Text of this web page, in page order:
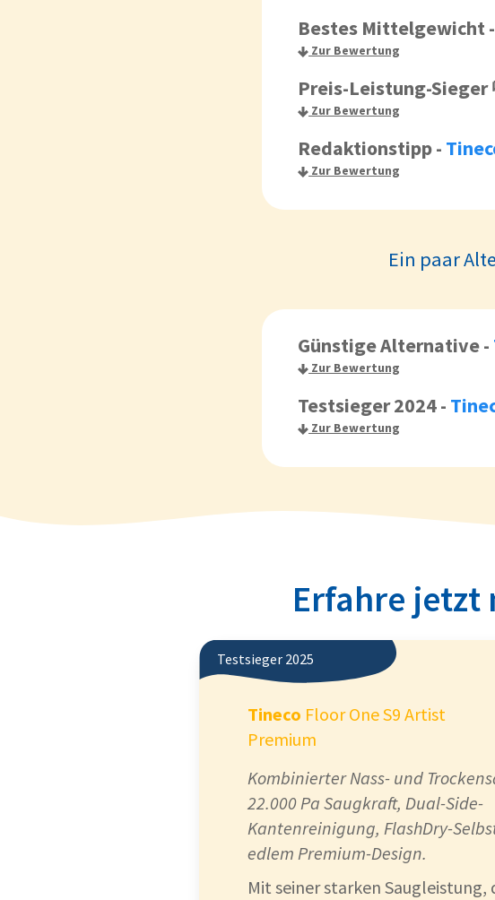
Bestes Mittelgewicht-
Zur Bewertung
Preis-Leistung-Sieger
Zur Bewertung
Redaktionstipp-
Zur Bewertung
Ein paar
Günstige Alternative-
Zur Bewertung
Testsieger 2024-
Zur Bewertung
Erfahre jetzt
Testsieger 2025
Tineco Floor One S9 Artist
Premium
Kombinierter Nass- und
22.000 Pa Saugkraft, Dual-Side-
Kantenreinigung, FlashDry-
edlem Premium-Design.
Mit seiner starken Saugleistung,